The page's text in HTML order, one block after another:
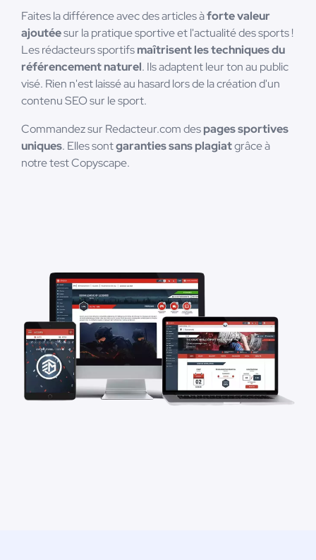
Faites la différence avec des articles àforte valeur
ajoutéesur la pratique sportive et l'actualité des sports !
Les rédacteurs sportifsmaîtrisent les techniques du
référencement naturel. Ils adaptent leur ton au public
visé. Rien n'est laissé au hasard lors de la création d'un
contenu SEO sur le sport.
Commandez sur Redacteur.com despages sportives
uniques. Elles sontgaranties sans plagiatgrâce à
notre test Copyscape.